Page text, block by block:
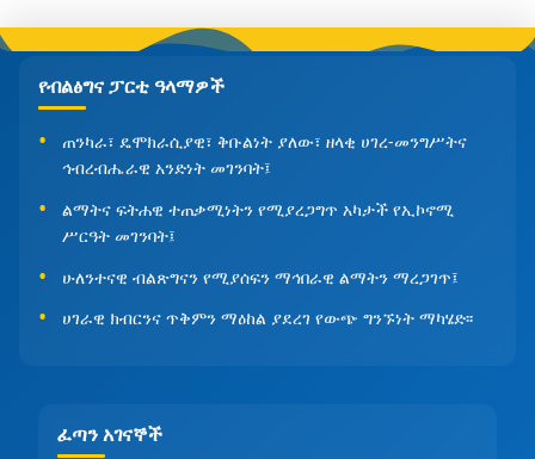
የብልፅግና ፓርቲ ዓላማዎች
ጠንካራ፣ ዴሞክራሲያዊ፣ ቅቡልነት ያለው፣ ዘላቂ ሀገረ-መንግሥትና
ኅብረብሔራዊ አንድነት መገንባት፤
ልማትና ፍትሐዊ ተጠቃሚነትን የሚያረጋግጥ አካታች የኢኮኖሚ
ሥርዓት መገንባት፤
ሁለንተናዊ ብልጽግናን የሚያሰፍን ማኅበራዊ ልማትን ማረጋገጥ፤
ሀገራዊ ክብርንና ጥቅምን ማዕከል ያደረገ የውጭ ግንኙነት ማካሄድ፡፡
ፈጣን አገናኞች